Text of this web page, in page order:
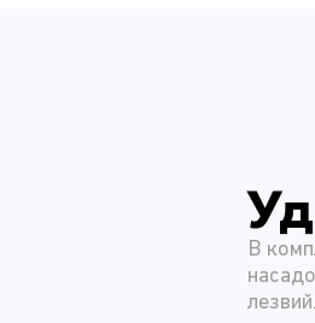
В
лезвий.